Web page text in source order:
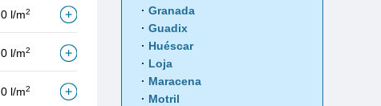
0 l/m2
0 l/m2
0 l/m2
Granada
Guadix
Huéscar
Loja
Maracena
Motril